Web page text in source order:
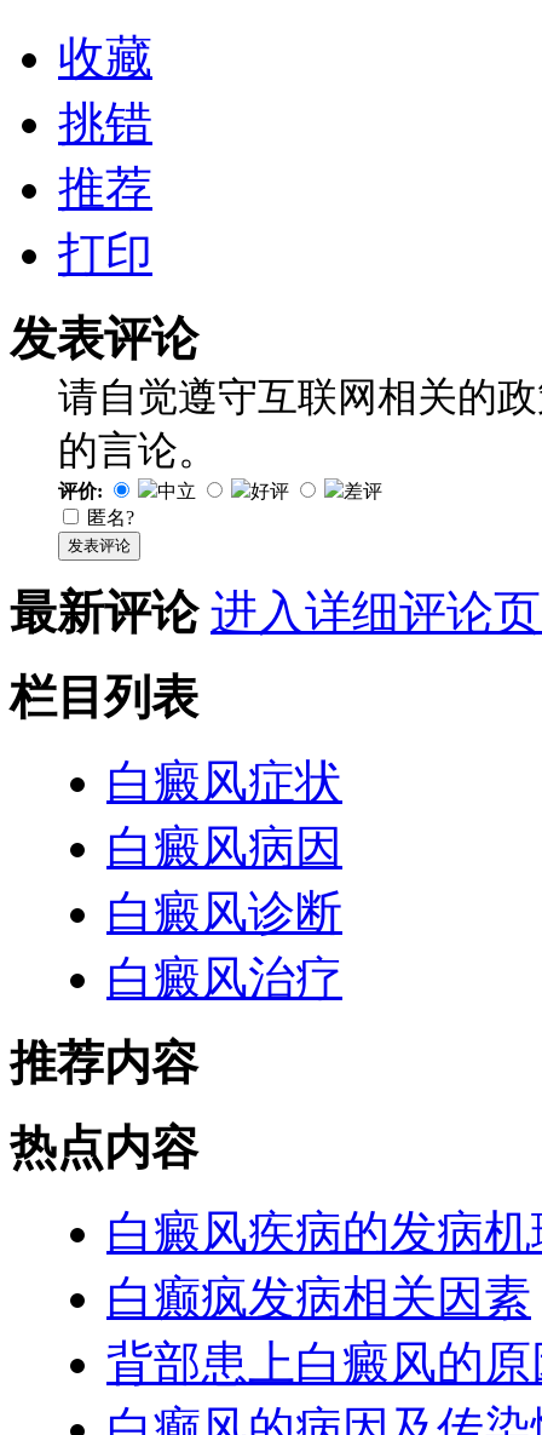
收藏
挑错
推荐
打印
发表评论
请自觉遵守互联网相关的
的言论。
评价: 中立 好评
差评
匿名?
发表评论
最新评论 进入详细评论
栏目列表
白癜风症状
白癜风病因
白癜风诊断
白癜风治疗
推荐内容
热点内容
白癜风疾病的发病
白癫疯发病相关因素
背部患上白癜风的